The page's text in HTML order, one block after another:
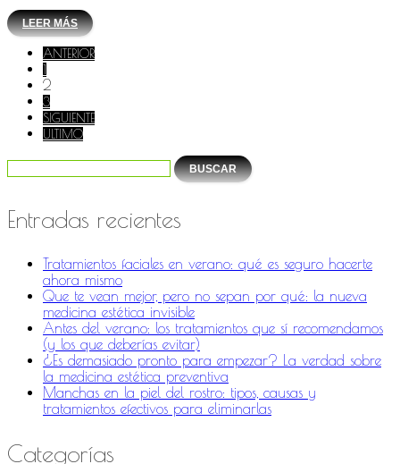
LEER MÁS
ANTERIOR
1
2
3
SIGUIENTE
ÚLTIMO
Entradas recientes
Tratamientos faciales en verano: qué es seguro hacerte
ahora mismo
Que te vean mejor, pero no sepan por qué: la nueva
medicina estética invisible
Antes del verano: los tratamientos que sí recomendamos
(y los que deberías evitar)
¿Es demasiado pronto para empezar? La verdad sobre
la medicina estética preventiva
Manchas en la piel del rostro: tipos, causas y
tratamientos efectivos para eliminarlas
Categorías